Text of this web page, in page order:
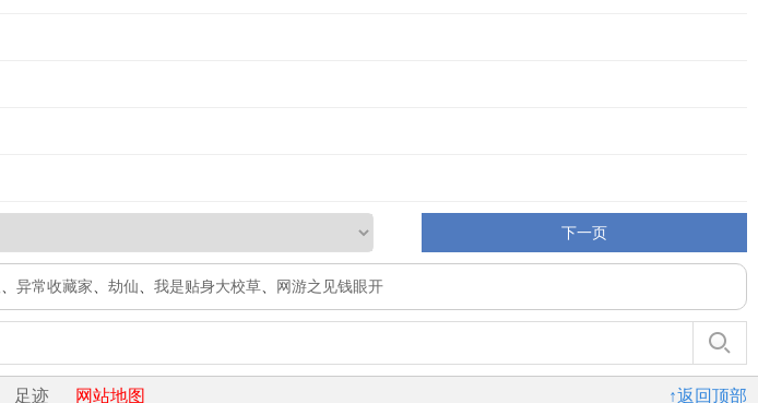
下一页
异常收藏家 劫仙 我是贴身大校草 网游之见钱眼开
↑返回顶部
足迹 网站地图